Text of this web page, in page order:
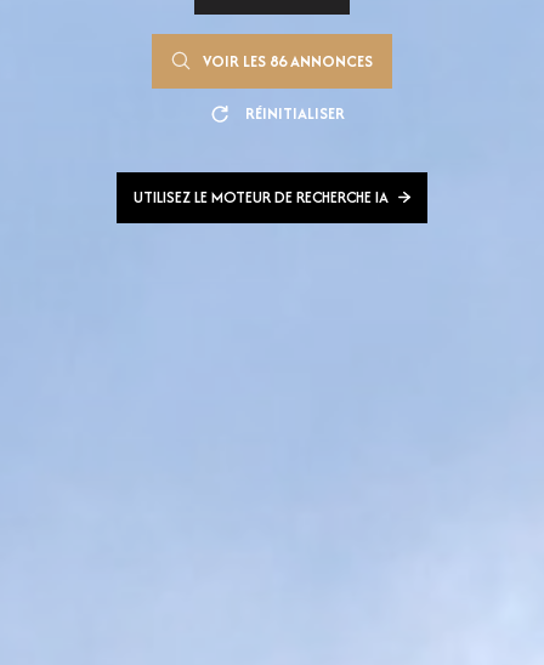
VOIR LES 86ANNONCES
RÉINITIALISER
UTILISEZ LE MOTEUR DE RECHERCHE IA